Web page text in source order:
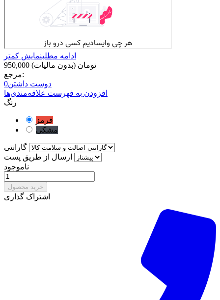
ادامه مطلبنمایش کمتر
950,000 تومان (بدون مالیات)
مرجع:
دوست داشتن0
افزودن به فهرست علاقه‌مندی‌ها
رنگ
قرمز
مشکی
گارانتی
ارسال از طریق پست
ناموجود
خرید محصول
اشتراک گذاری